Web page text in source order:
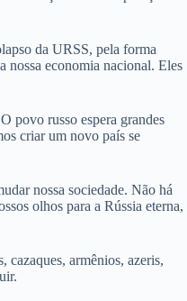
da URSS, pela forma
nossa economia nacional. Eles
povo russo espera grandes
criar um novo país se
nossa sociedade. Não há
olhos para a Rússia eterna,
cazaques, armênios, azeris,